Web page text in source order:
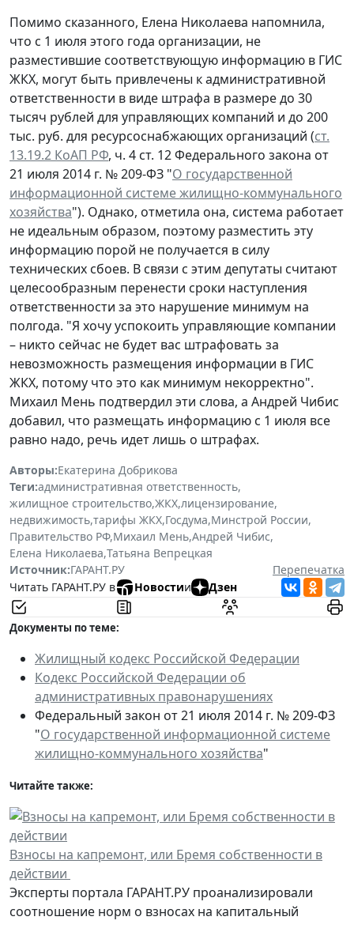
Помимо сказанного, Елена Николаева напомнила,
что с 1 июля этого года организации, не
разместившие соответствующую информацию в ГИС
ЖКХ, могут быть привлечены к административной
ответственности в виде штрафа в размере до 30
тысяч рублей для управляющих компаний и до 200
тыс. руб. для ресурсоснабжающих организаций (ст.
13.19.2 КоАП РФ, ч. 4 ст. 12 Федерального закона от
21 июля 2014 г. № 209-ФЗ "О государственной
информационной системе жилищно-коммунального
хозяйства"). Однако, отметила она, система работает
не идеальным образом, поэтому разместить эту
информацию порой не получается в силу
технических сбоев. В связи с этим депутаты считают
целесообразным перенести сроки наступления
ответственности за это нарушение минимум на
полгода. "Я хочу успокоить управляющие компании
– никто сейчас не будет вас штрафовать за
невозможность размещения информации в ГИС
ЖКХ, потому что это как минимум некорректно".
Михаил Мень подтвердил эти слова, а Андрей Чибис
добавил, что размещать информацию с 1 июля все
равно надо, речь идет лишь о штрафах.
Авторы:Екатерина Добрикова
Теги:административная ответственность,
жилищное строительство,ЖКХ,лицензирование,
недвижимость,тарифы ЖКХ,Госдума,Минстрой России,
Правительство РФ,Михаил Мень,Андрей Чибис,
Елена Николаева,Татьяна Вепрецкая
Источник:ГАРАНТ.РУ
Перепечатка
Читать ГАРАНТ.РУ в
Новостии Дзен
Документы по теме:
Жилищный кодекс Российской Федерации
Кодекс Российской Федерации об
административных правонарушениях
Федеральный закон от 21 июля 2014 г. № 209-ФЗ
"О государственной информационной системе
жилищно-коммунального хозяйства"
Читайте также:
Взносы на капремонт, или Бремя собственности в
действии
Эксперты портала ГАРАНТ.РУ проанализировали
соотношение норм о взносах на капитальный